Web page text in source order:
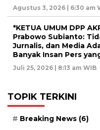
Agustus 3, 2026 | 6:30 am
*KETUA UMUM DPP
Prabowo Subianto:
Jurnalis, dan Media
Banyak Insan Pers
Juli 25, 2026 | 8:13 am WIB
TOPIK TERKINI
Breaking News (6)